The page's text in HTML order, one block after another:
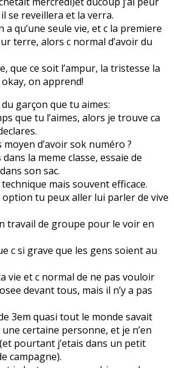
se reveillera et la verra.
a qu’une seule vie, et c la premiere
terre, alors c normal d’avoir du
que ce soit l’ampur, la tristesse la
on apprend!
garçon que tu aimes:
que tu l’aimes, alors je trouve ca
moyen d’avoir sok numéro ?
la meme classe, essaie de
son sac.
mais souvent efficace.
tu peux aller lui parler de vive
travail de groupe pour le voir en
c si grave que les gens soient au
vie et c normal de ne pas vouloir
devant tous, mais il n’y a pas
3em quasi tout le monde savait
une certaine personne, et je n’en
pourtant j’etais dans un petit
campagne).